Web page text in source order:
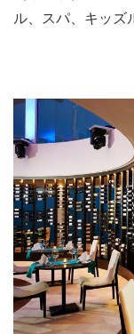
ル、スパ、キッズ